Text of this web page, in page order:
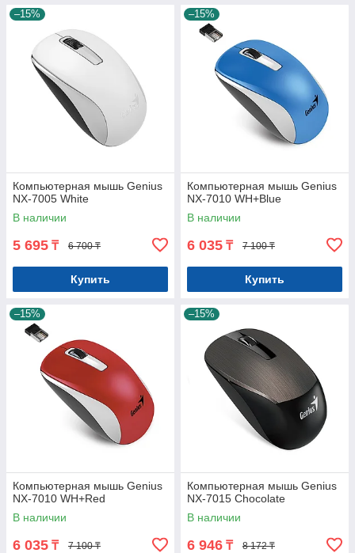
–15%
Компьютерная мышь Genius
NX-7005 White
В наличии
5 695 ₸ 6 700 ₸
Купить
–15%
Компьютерная мышь Genius
NX-7010 WH+Blue
В наличии
6 035 ₸ 7 100 ₸
Купить
–15%
Компьютерная мышь Genius
NX-7010 WH+Red
В наличии
6 035 ₸ 7 100 ₸
–15%
Компьютерная мышь Genius
NX-7015 Chocolate
В наличии
6 946 ₸ 8 172 ₸